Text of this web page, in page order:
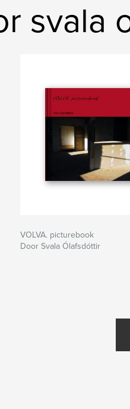
svala
VOLVA. picturebook
Door Svala Ólafsdóttir